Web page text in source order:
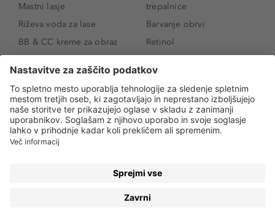
Mastni lasje
Riževa voda za lase
BB & CC kreme za obraz
SPF 30
Senčila za oči
Tekoči puder
Ličenje povešenih vek
Kako povečati oči
trepalnice
Barvanje obrvi
Retinol
Niacinamid
Rozacea
Salicilna kislina